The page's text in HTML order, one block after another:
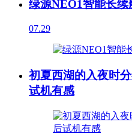
绿源NEO1智能长续
07.29
初夏西湖的入夜时
试机有感